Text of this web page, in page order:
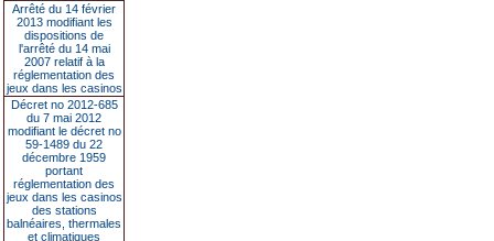
Arrêté du 14 février
2013 modifiant les
dispositions de
l'arrêté du 14 mai
2007 relatif à la
réglementation des
jeux dans les casinos
Décret no 2012-685
du 7 mai 2012
modifiant le décret no
59-1489 du 22
décembre 1959
portant
réglementation des
jeux dans les casinos
des stations
balnéaires, thermales
et climatiques